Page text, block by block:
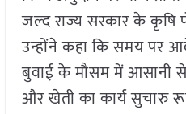
जल्द राज्य सरकार के कृषि
उन्होंने कहा कि समय पर
बुवाई के मौसम में आसानी
और खेती का कार्य सुचारु